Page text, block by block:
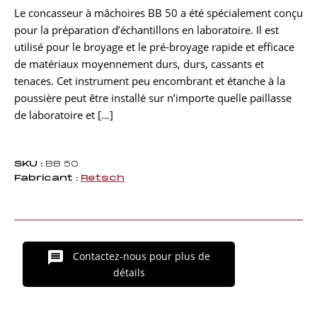
Le concasseur à mâchoires BB 50 a été spécialement conçu
pour la préparation d’échantillons en laboratoire. Il est
utilisé pour le broyage et le pré-broyage rapide et efficace
de matériaux moyennement durs, durs, cassants et
tenaces. Cet instrument peu encombrant et étanche à la
poussière peut être installé sur n’importe quelle paillasse
de laboratoire et […]
SKU : BB 50
Fabricant : Retsch
Contactez-nous pour plus de
détails